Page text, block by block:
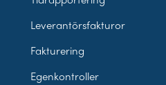
Leverantörsfakturor
Fakturering
Egenkontroller